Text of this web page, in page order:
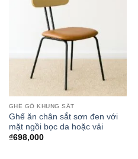
GHẾ GỖ KHUNG SẮT
Ghế ăn chân sắt sơn đen với
mặt ngồi bọc da hoặc vải
₫698,000